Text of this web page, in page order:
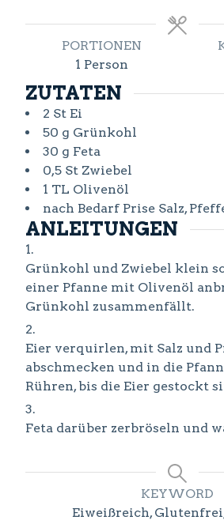
PORTIONEN
1 Person
ZUTATEN
2 St Ei
50 g Grünkohl
30 g Feta
0,5 St Zwiebel
1 TL Olivenöl
nach Bedarf Prise Salz,
ANLEITUNGEN
Grünkohl und Zwiebel klein
einer Pfanne mit Olivenöl
Grünkohl zusammenfällt.
Eier verquirlen, mit Salz und
abschmecken und in die
Rühren, bis die Eier gestockt
Feta darüber zerbröseln und
KEYWORD
Eiweißreich,